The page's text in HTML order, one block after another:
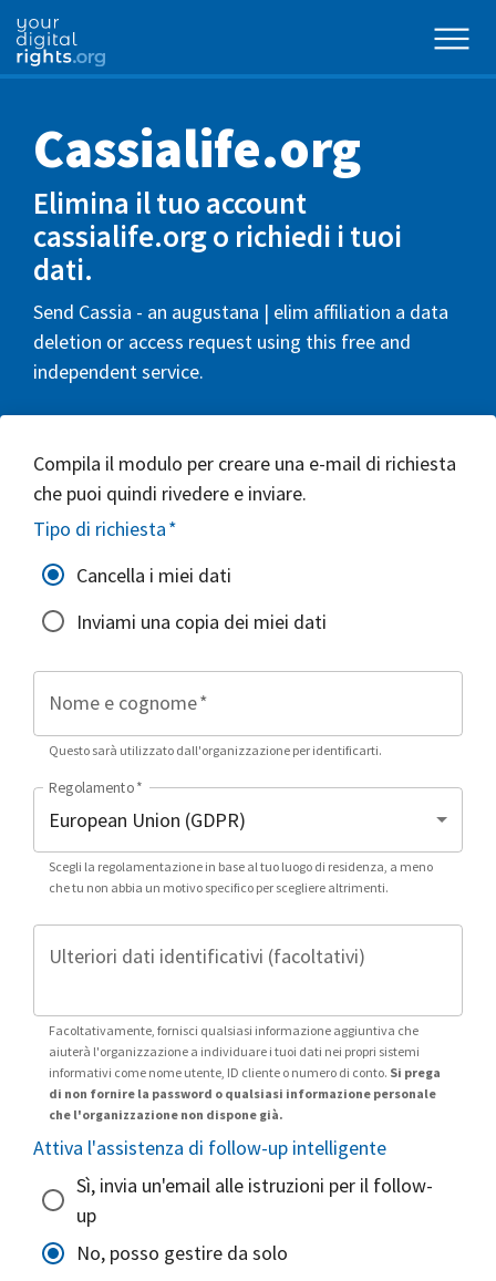
Cassialife.org
Elimina il tuo account
cassialife.org o richiedi i tuoi
dati.
Send Cassia - an augustana | elim affiliation a data
deletion or access request using this free and
independent service.
Compila il modulo per creare una e-mail di richiesta
che puoi quindi rivedere e inviare.
Tipo di richiesta*
Cancella i miei dati
Inviami una copia dei miei dati
Nome e cognome*
Questo sarà utilizzato dall'organizzazione per identificarti.
Regolamento*
Scegli la regolamentazione in base al tuo luogo di residenza, a meno
che tu non abbia un motivo specifico per scegliere altrimenti.
Ulteriori dati identificativi (facoltativi)
Facoltativamente, fornisci qualsiasi informazione aggiuntiva che
aiuterà l'organizzazione a individuare i tuoi dati nei propri sistemi
informativi come nome utente, ID cliente o numero di conto. Si prega
di non fornire la password o qualsiasi informazione personale
che l'organizzazione non dispone già.
Attiva l'assistenza di follow-up intelligente
Sì, invia un'email alle istruzioni per il follow-
up
No, posso gestire da solo